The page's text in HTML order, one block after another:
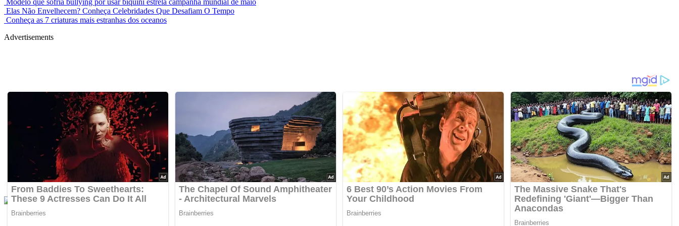
Modelo que sofria bullying por usar biquíni estrela campanha mundial de maiô
Elas Não Envelhecem? Conheça Celebridades Que Desafiam O Tempo
Conheça as 7 criaturas mais estranhas dos oceanos
Advertisements